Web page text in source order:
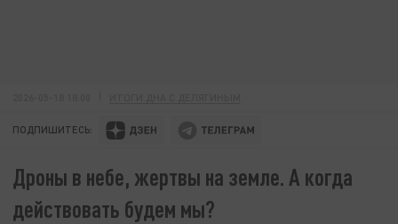
ПОДПИШИТЕСЬ:
Дроны в небе, жертвы на земле. А когда
действовать будем мы?